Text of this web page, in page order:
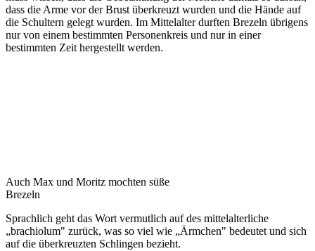
dass die Arme vor der Brust überkreuzt wurden und die Hände auf
die Schultern gelegt wurden. Im Mittelalter durften Brezeln übrigens
nur von einem bestimmten Personenkreis und nur in einer
bestimmten Zeit hergestellt werden.
Auch Max und Moritz mochten süße
Brezeln
Sprachlich geht das Wort vermutlich auf des mittelalterliche
„brachiolum" zurück, was so viel wie „Ärmchen" bedeutet und sich
auf die überkreuzten Schlingen bezieht.